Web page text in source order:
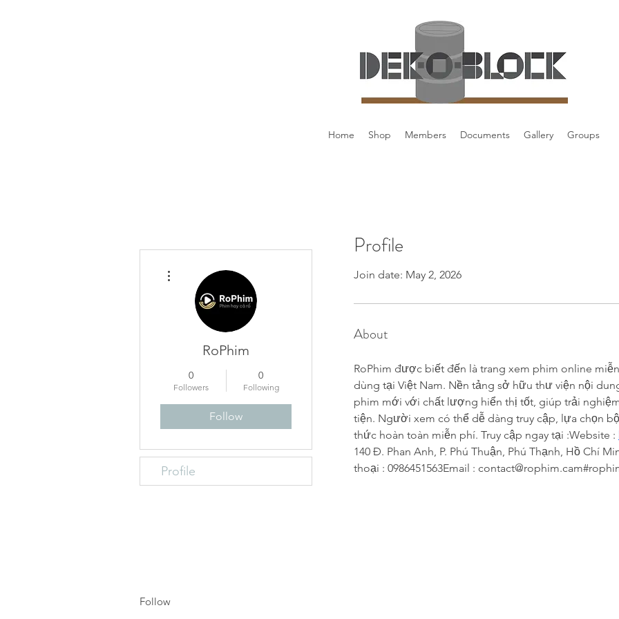
Home Shop Members Documents Gallery Groups
Profile
Join date: May 2, 2026
About
RoPhim được biết đến là trang xem phim online
dùng tại Việt Nam. Nền tảng sở hữu thư viện nội
phim mới với chất lượng hiển thị tốt, giúp trải
tiện. Người xem có thể dễ dàng truy cập, lựa chọn
thức hoàn toàn miễn phí. Truy cập ngay tại :Website :
140 Đ. Phan Anh, P. Phú Thuận, Phú Thạnh, Hồ Chí
thoại : 0986451563Email :
RoPhim
0
Followers
0
Following
Follow
Profile
Follow